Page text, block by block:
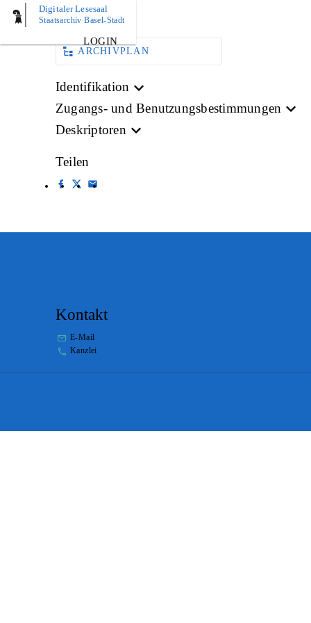
Digitaler Lesesaal
Staatsarchiv Basel-Stadt
LOGIN
AKTE
ARCHIVPLAN
Identifikation
Zugangs- und Benutzungsbestimmungen
Deskriptoren
Teilen
Kontakt
E-Mail
Kanzlei